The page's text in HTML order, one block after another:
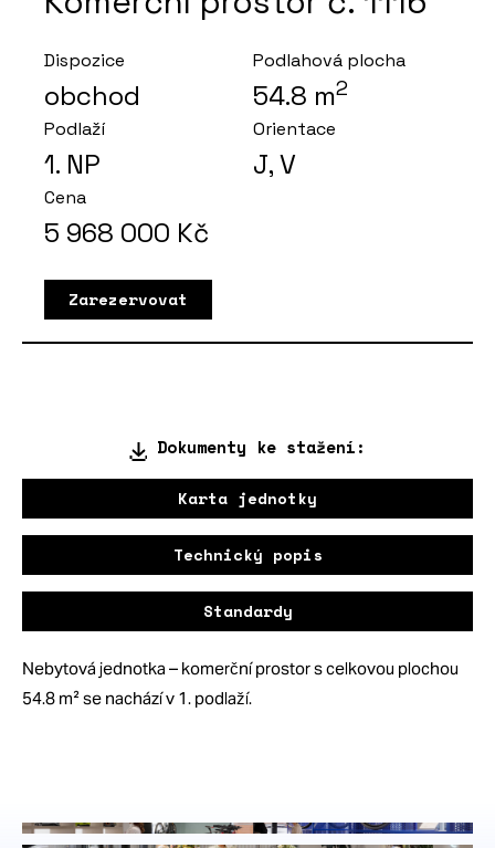
Dispozice
obchod
Podlahová plocha
54.8 m2
Podlaží
1. NP
Orientace
J, V
Cena
5 968 000 Kč
Zarezervovat
Dokumenty ke stažení:
Karta jednotky
Technický popis
Standardy
Nebytová jednotka – komerční prostor s celkovou plochou
54.8 m² se nachází v 1. podlaží.